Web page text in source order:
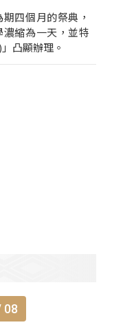
四個月的祭典，
縮為一天，並特
凸顯辦理。
08